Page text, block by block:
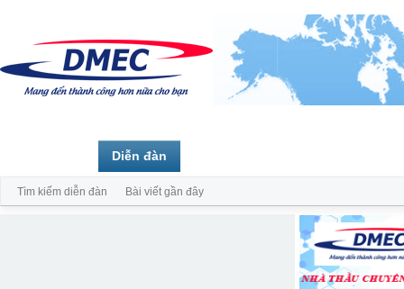
Diễn đàn
Tìm kiếm diễn đàn Bài viết gần đây